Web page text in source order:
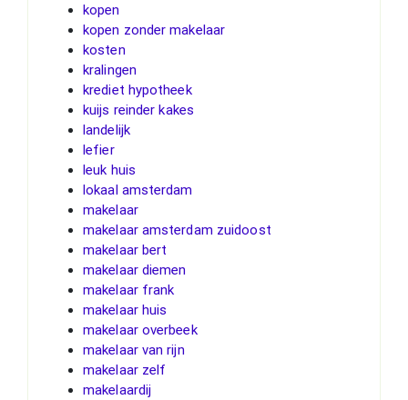
kopen
kopen zonder makelaar
kosten
kralingen
krediet hypotheek
kuijs reinder kakes
landelijk
lefier
leuk huis
lokaal amsterdam
makelaar
makelaar amsterdam zuidoost
makelaar bert
makelaar diemen
makelaar frank
makelaar huis
makelaar overbeek
makelaar van rijn
makelaar zelf
makelaardij